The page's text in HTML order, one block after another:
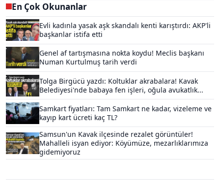
En Çok Okunanlar
Evli kadınla yasak aşk skandalı kenti karıştırdı: AKP'li
başkanlar istifa etti
Genel af tartışmasına nokta koydu! Meclis başkanı
Numan Kurtulmuş tarih verdi
Tolga Birgücü yazdı: Koltuklar akrabalara! Kavak
Belediyesi'nde babaya fen işleri, oğula avukatlık...
Samkart fiyatları: Tam Samkart ne kadar, vizeleme ve
kayıp kart ücreti kaç TL?
Samsun'un Kavak ilçesinde rezalet görüntüler!
Mahalleli isyan ediyor: Köyümüze, mezarlıklarımıza
gidemiyoruz